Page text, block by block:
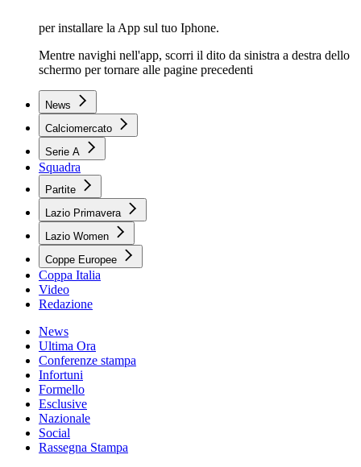
per installare la App sul tuo Iphone.
Mentre navighi nell'app, scorri il dito da sinistra a destra dello
schermo per tornare alle pagine precedenti
News
Calciomercato
Serie A
Squadra
Partite
Lazio Primavera
Lazio Women
Coppe Europee
Coppa Italia
Video
Redazione
News
Ultima Ora
Conferenze stampa
Infortuni
Formello
Esclusive
Nazionale
Social
Rassegna Stampa